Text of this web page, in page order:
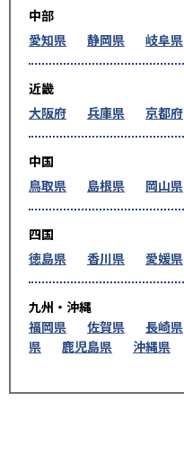
中部
愛知県
静岡県 岐阜県
近畿
大阪府
兵庫県 京都府
中国
鳥取県
島根県 岡山県
四国
徳島県
香川県 愛媛県
九州・沖縄
福岡県
佐賀県 長崎県
県
鹿児島県 沖縄県